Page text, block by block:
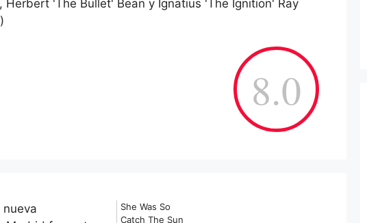
Herbert 'The Bullet' Bean y Ignatius 'The Ignition' Ray
8.0
She Was So
Catch The Sun